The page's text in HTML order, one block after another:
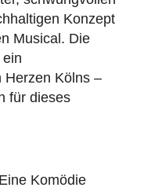
Konzept
Musical. Die
Herzen Kölns –
für dieses
Eine Komödie